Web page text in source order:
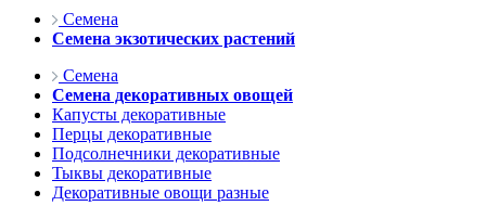
Семена
Семена экзотических растений
Семена
Семена декоративных овощей
Капусты декоративные
Перцы декоративные
Подсолнечники декоративные
Тыквы декоративные
Декоративные овощи разные